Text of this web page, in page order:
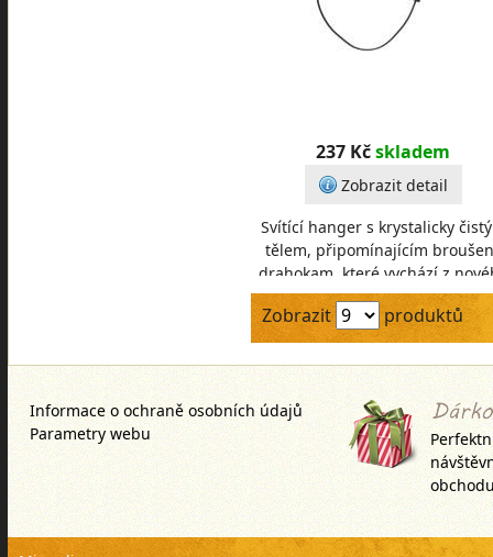
237 Kčskladem
Zobrazit detail
Svítící hanger s krystalicky
tělem, připomínajícím
drahokam, které vychází z
designového stylu značky
Díky p
Zobrazit produktů
Informace o ochraně osobních údajů
Parametry webu